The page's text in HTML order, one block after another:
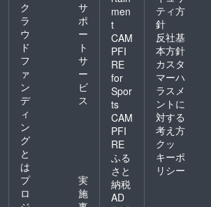
ク
ラ
ウ
ド
フ
ァ
ン
デ
ィ
ン
グ
と
は
サ
ポ
ー
ト
サ
ー
ビ
ス
プ
ロ
実
施
men
t
CAM
PFI
RE
for
Spor
ts
CAM
PFI
RE
ふる
さと
納税
AD
ティ方
針
反社基
本方針
カスタ
マーハ
ラスメ
ントに
対する
考え方
クッ
キーポ
リシー